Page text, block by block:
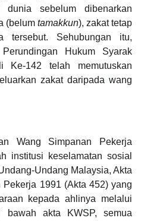
sebelum dibenarkan
(belum tamakkun), zakat tetap
tersebut. Sehubungan itu,
Hukum Syarak
Ke-142 telah memutuskan
zakat daripada wang
Wang Simpanan Pekerja
institusi keselamatan sosial
Undang Malaysia, Akta
1991 (Akta 452) yang
kepada ahlinya melalui
bawah akta KWSP, semua